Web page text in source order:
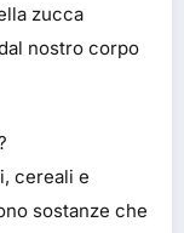
zucca
nostro corpo
cereali e
sostanze che